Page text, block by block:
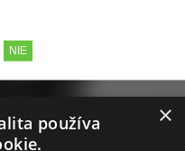
×
používa